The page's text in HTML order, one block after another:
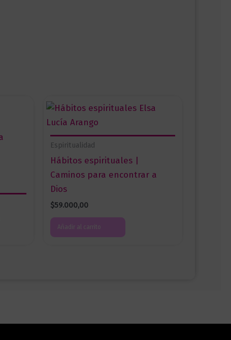
Espiritualidad
Hábitos espirituales |
Caminos para encontrar a
Dios
$59.000,00
Añadir al carrito